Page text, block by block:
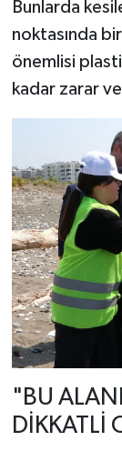
Bunlarda
noktasında
önemlisi
kadar zarar
"BU
DİKKATLİ